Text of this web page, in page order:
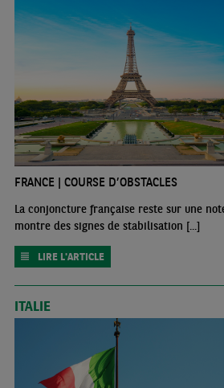
FRANCE | COURSE D’OBSTACLES
La conjoncture française reste sur une
montre des signes de stabilisation [...]
LIRE L'ARTICLE
ITALIE